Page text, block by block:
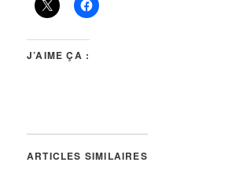
J’AIME ÇA :
ARTICLES SIMILAIRES